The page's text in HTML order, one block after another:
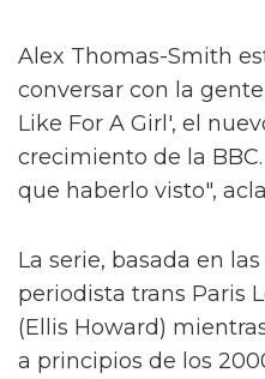
Alex Thomas-Smith
conversar con la
Like For A Girl', el
crecimiento de la
que haberlo visto",
La serie, basada en
periodista trans Paris
(Ellis Howard)
a principios de los